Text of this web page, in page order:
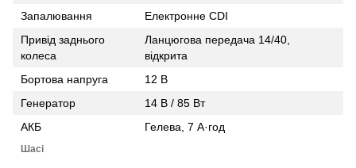
Запалювання
Електронне CDI
Привід заднього
колеса
Ланцюгова передача 14/40,
відкрита
Бортова напруга
12 В
Генератор
14 В / 85 Вт
АКБ
Гелева, 7 А·год
Шасі